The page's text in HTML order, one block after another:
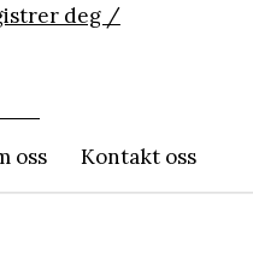
deg /
oss Kontakt oss